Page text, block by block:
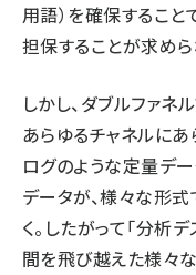
用語）を確保するこ
担保することが求めら
しかし、ダブルファネ
あらゆるチャネルにあ
ログのような定量デ
データが、様々な形
く。したがって「分析
間を飛び越えた様々